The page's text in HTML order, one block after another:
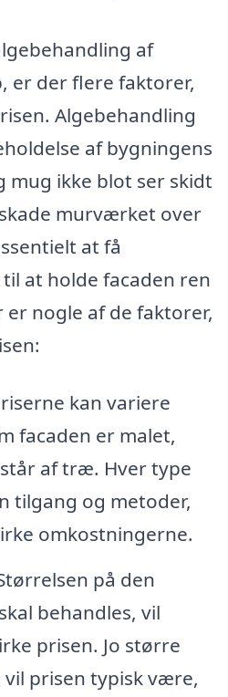
af
er der flere faktorer,
Algebehandling
af bygningens
mug ikke blot ser skidt
murværket over
at få
at holde facaden ren
er nogle af de faktorer,
kan variere
facaden er malet,
af træ. Hver type
tilgang og metoder,
omkostningerne.
på den
behandles, vil
prisen. Jo større
prisen typisk være,